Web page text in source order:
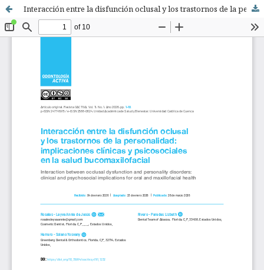
Interacción entre la disfunción oclusal y los trastornos de la personalidad: implicaciones clínicas y psicosociales en la salud bucomaxilofacial